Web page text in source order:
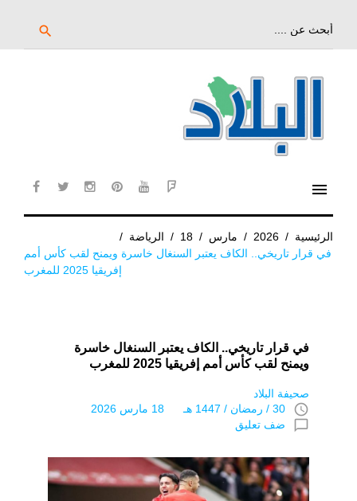
search
menu
الرئيسية /
2026
/ مارس /
18
/ الرياضة /
في قرار تاريخي.. الكاف يعتبر السنغال خاسرة ويمنح لقب كأس أمم
إفريقيا 2025 للمغرب
في قرار تاريخي.. الكاف يعتبر السنغال خاسرة
ويمنح لقب كأس أمم إفريقيا 2025 للمغرب
صحيفة البلاد
access_time 30 / رمضان / 1447 هـ 18 مارس 2026
chat_bubble_outline ضف تعليق